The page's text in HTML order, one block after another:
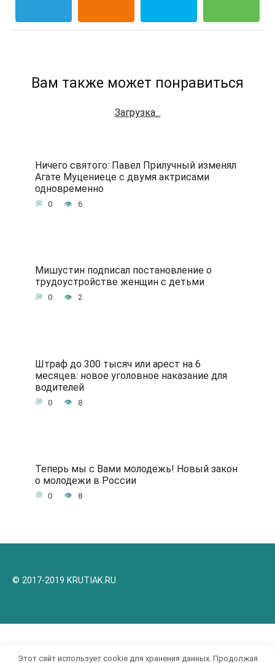
Вам также может понравиться
Загрузка...
Ничего святого: Павел Прилучный изменял
Агате Муцениеце с двумя актрисами
одновременно
0 6
Мишустин подписал постановление о
трудоустройстве женщин с детьми
0 2
Штраф до 300 тысяч или арест на 6
месяцев: новое уголовное наказание для
водителей
0 8
Теперь мы с Вами молодежь! Новый закон
о молодежи в России
0 8
© 2017-2019 KRUTIAK.RU
Этот сайт использует cookie для хранения данных. Продолжая